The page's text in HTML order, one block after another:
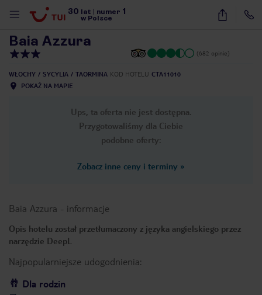
30 lat numer 1
w Polsce
19
Baia Azzura
(682 opinie)
WŁOCHY SYCYLIA TAORMINA KOD HOTELU CTA11010
POKAŻ NA MAPIE
Ups, ta oferta nie jest dostępna.
Przygotowaliśmy dla Ciebie
podobne oferty:
Zobacz inne ceny i terminy »
Baia Azzura - informacje
Opis hotelu został przetłumaczony z języka angielskiego przez
narzędzie DeepL
Najpopularniejsze udogodnienia:
Dla rodzin